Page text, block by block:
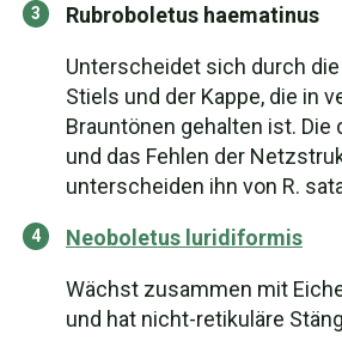
Rubroboletus haematinus
Unterscheidet sich durch
Stiels und der Kappe, die in
Brauntönen gehalten ist. Die
und das Fehlen der
unterscheiden ihn von R.
Neoboletus luridiformis
Wächst zusammen mit
und hat nicht-retikuläre